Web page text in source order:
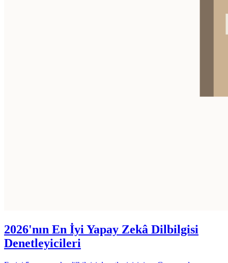
2026'nın En İyi Yapay Zekâ Dilbilgisi
Denetleyicileri